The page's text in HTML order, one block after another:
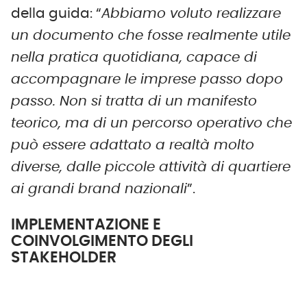
della guida: “Abbiamo voluto realizzare
un documento che fosse realmente utile
nella pratica quotidiana, capace di
accompagnare le imprese passo dopo
passo. Non si tratta di un manifesto
teorico, ma di un percorso operativo che
può essere adattato a realtà molto
diverse, dalle piccole attività di quartiere
ai grandi brand nazionali”.
IMPLEMENTAZIONE E
COINVOLGIMENTO DEGLI
STAKEHOLDER